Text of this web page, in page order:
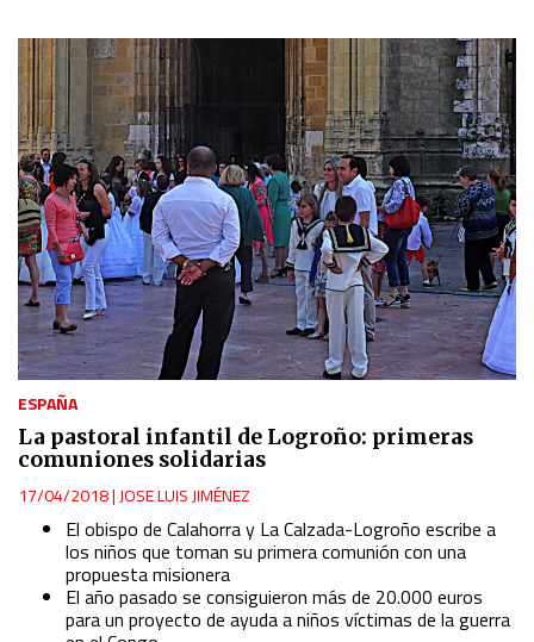
ESPAÑA
La pastoral infantil de Logroño: primeras
comuniones solidarias
17/04/2018| JOSE LUIS JIMÉNEZ
El obispo de Calahorra y La Calzada-Logroño escribe a
los niños que toman su primera comunión con una
propuesta misionera
El año pasado se consiguieron más de 20.000 euros
para un proyecto de ayuda a niños víctimas de la guerra